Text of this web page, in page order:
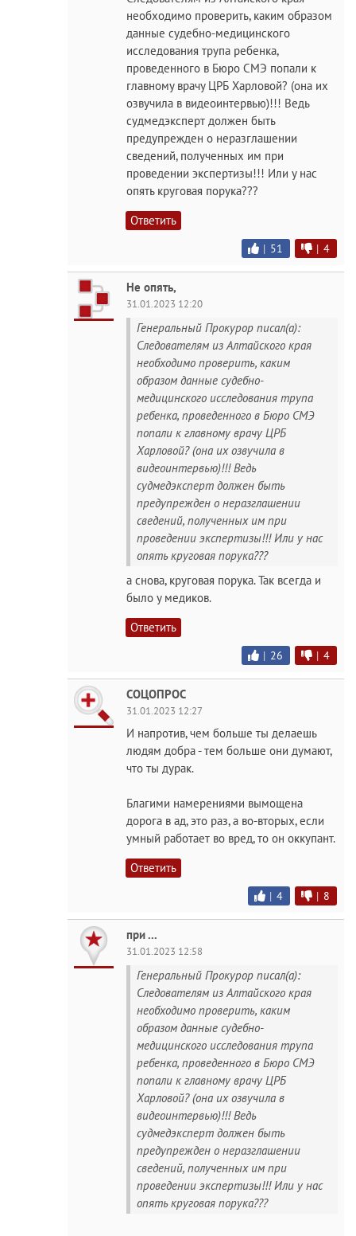
необходимо проверить, каким образом
данные судебно-медицинского
исследования трупа ребенка,
проведенного в Бюро СМЭ попали к
главному врачу ЦРБ Харловой? (она их
озвучила в видеоинтервью)!!! Ведь
судмедэксперт должен быть
предупрежден о неразглашении
сведений, полученных им при
проведении экспертизы!!! Или у нас
опять круговая порука???
Ответить
| 51 | 4
Не опять,
31.01.2023 12:20
Генеральный Прокурор писал(а):
Следователям из Алтайского края
необходимо проверить, каким
образом данные судебно-
медицинского исследования трупа
ребенка, проведенного в Бюро СМЭ
попали к главному врачу ЦРБ
Харловой? (она их озвучила в
видеоинтервью)!!! Ведь
судмедэксперт должен быть
предупрежден о неразглашении
сведений, полученных им при
проведении экспертизы!!! Или у нас
опять круговая порука???
а снова, круговая порука. Так всегда и
было у медиков.
Ответить
| 26 | 4
СОЦОПРОС
31.01.2023 12:27
И напротив, чем больше ты делаешь
людям добра - тем больше они думают,
что ты дурак.
Благими намерениями вымощена
дорога в ад, это раз, а во-вторых, если
умный работает во вред, то он оккупант.
Ответить
| 4 | 8
при ...
31.01.2023 12:58
Генеральный Прокурор писал(а):
Следователям из Алтайского края
необходимо проверить, каким
образом данные судебно-
медицинского исследования трупа
ребенка, проведенного в Бюро СМЭ
попали к главному врачу ЦРБ
Харловой? (она их озвучила в
видеоинтервью)!!! Ведь
судмедэксперт должен быть
предупрежден о неразглашении
сведений, полученных им при
проведении экспертизы!!! Или у нас
опять круговая порука???